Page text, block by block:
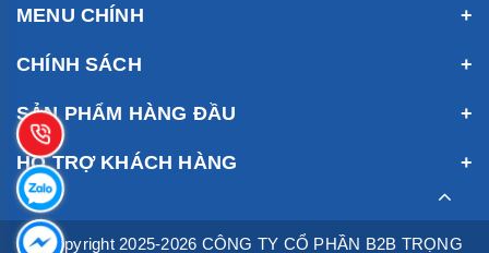
MENU CHÍNH
CHÍNH SÁCH
SẢN PHẨM HÀNG ĐẦU
HỖ TRỢ KHÁCH HÀNG
© Copyright 2025-2026 CÔNG TY CỔ PHẦN B2B TRỌNG